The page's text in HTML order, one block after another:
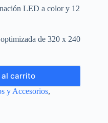
LED a color y 12
de 320 x 240
al carrito
y Accesorios,